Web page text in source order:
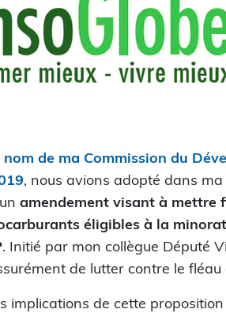
de ma Commission du
, nous avions adopté dans
amendement visant à mettre
éligibles à la
. Initié par mon collègue Député
de lutter contre le
implications de cette